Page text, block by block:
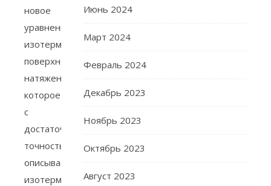
новое
уравнение
изотерм
поверхностного
натяжения,
которое
с
достаточной
точностью
описывает
изотермы
Июнь 2024
Март 2024
Февраль 2024
Декабрь 2023
Ноябрь 2023
Октябрь 2023
Август 2023